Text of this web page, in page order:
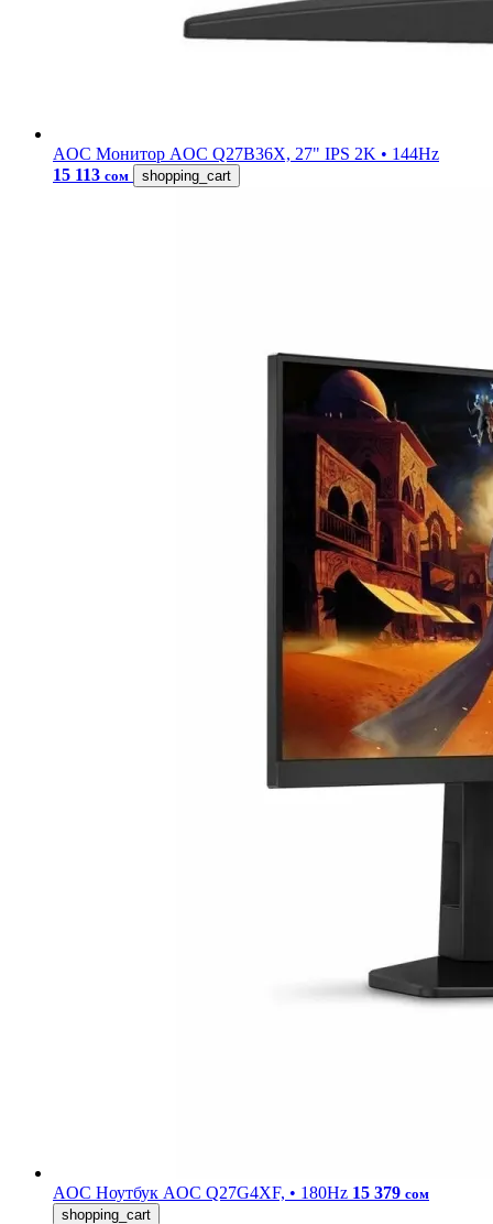
AOC Монитор AOC Q27B36X, 27" IPS 2K • 144Hz
15 113 сом shopping_cart
AOC Ноутбук AOC Q27G4XF, • 180Hz 15 379 сом
shopping_cart